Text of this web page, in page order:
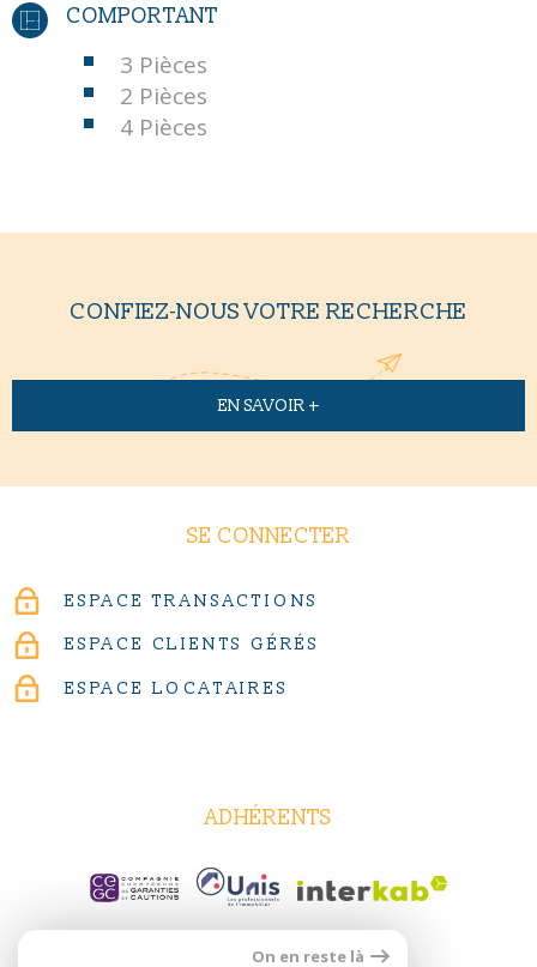
COMPORTANT
3 Pièces
2 Pièces
4 Pièces
CONFIEZ-NOUS VOTRE RECHERCHE
EN SAVOIR +
SE CONNECTER
ESPACE TRANSACTIONS
ESPACE CLIENTS GÉRÉS
ESPACE LOCATAIRES
ADHÉRENTS
On en reste là